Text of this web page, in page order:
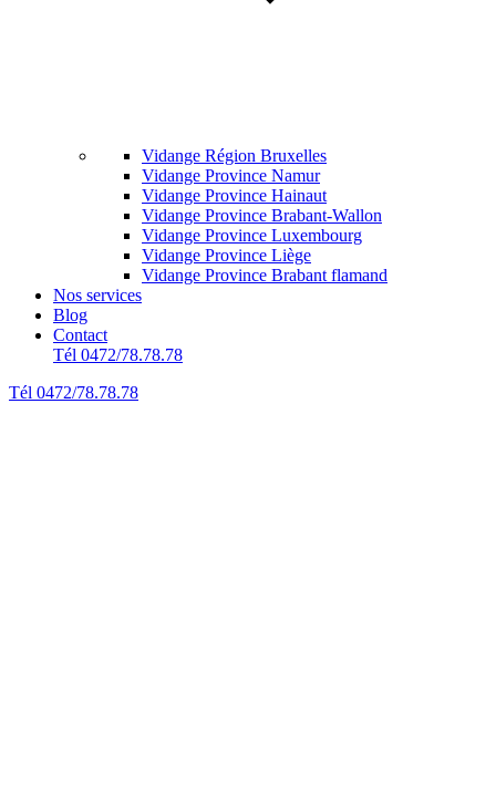
Vidange Région Bruxelles
Vidange Province Namur
Vidange Province Hainaut
Vidange Province Brabant-Wallon
Vidange Province Luxembourg
Vidange Province Liège
Vidange Province Brabant flamand
Nos services
Blog
Contact
Tél 0472/78.78.78
Tél 0472/78.78.78